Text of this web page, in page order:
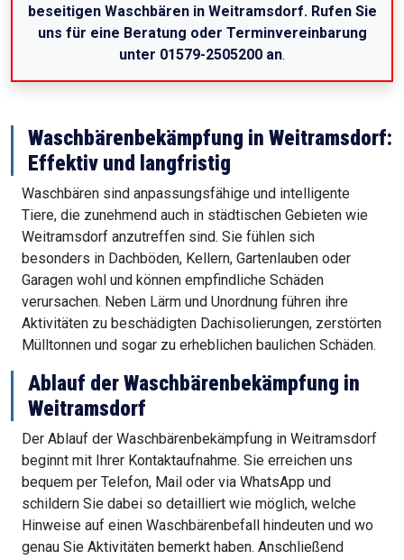
beseitigen Waschbären in Weitramsdorf. Rufen Sie
uns für eine Beratung oder Terminvereinbarung
unter 01579-2505200 an.
Waschbärenbekämpfung in Weitramsdorf:
Effektiv und langfristig
Waschbären sind anpassungsfähige und intelligente
Tiere, die zunehmend auch in städtischen Gebieten wie
Weitramsdorf anzutreffen sind. Sie fühlen sich
besonders in Dachböden, Kellern, Gartenlauben oder
Garagen wohl und können empfindliche Schäden
verursachen. Neben Lärm und Unordnung führen ihre
Aktivitäten zu beschädigten Dachisolierungen, zerstörten
Mülltonnen und sogar zu erheblichen baulichen Schäden.
Ablauf der Waschbärenbekämpfung in
Weitramsdorf
Der Ablauf der Waschbärenbekämpfung in Weitramsdorf
beginnt mit Ihrer Kontaktaufnahme. Sie erreichen uns
bequem per Telefon, Mail oder via WhatsApp und
schildern Sie dabei so detailliert wie möglich, welche
Hinweise auf einen Waschbärenbefall hindeuten und wo
genau Sie Aktivitäten bemerkt haben. Anschließend